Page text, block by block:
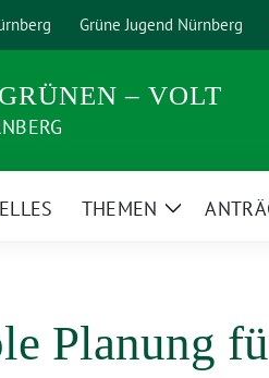
Grüne Jugend Nürnberg
– VOLT
THEMEN
Zeige
Planung